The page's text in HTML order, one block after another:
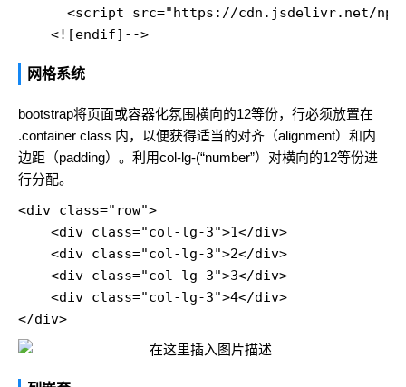
<script src="https://cdn.jsdelivr.net/
网格系统
bootstrap将页面或容器化氛围横向的12等份，行必须放置在
.container class 内，以便获得适当的对齐（alignment）和内
边距（padding）。利用col-lg-(“number”）对横向的12等份进
行分配。
<div class="row">
    <div class="col-lg-3">1</div>
    <div class="col-lg-3">2</div>
    <div class="col-lg-3">3</div>
    <div class="col-lg-3">4</div>